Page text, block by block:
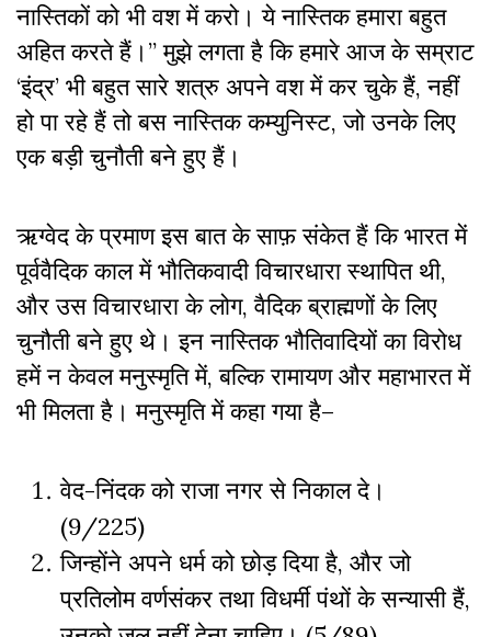
नास्तिकों को भी वश में करो। ये नास्तिक हमारा बहुत
अहित करते हैं।” मुझे लगता है कि हमारे आज के सम्राट
‘इंद्र’ भी बहुत सारे शत्रु अपने वश में कर चुके हैं, नहीं
हो पा रहे हैं तो बस नास्तिक कम्युनिस्ट, जो उनके लिए
एक बड़ी चुनौती बने हुए हैं।
ऋग्वेद के प्रमाण इस बात के साफ़ संकेत हैं कि भारत में
पूर्ववैदिक काल में भौतिकवादी विचारधारा स्थापित थी,
और उस विचारधारा के लोग, वैदिक ब्राह्मणों के लिए
चुनौती बने हुए थे। इन नास्तिक भौतिवादियों का विरोध
हमें न केवल मनुस्मृति में, बल्कि रामायण और महाभारत में
भी मिलता है। मनुस्मृति में कहा गया है–
वेद-निंदक को राजा नगर से निकाल दे।
(9/225)
जिन्होंने अपने धर्म को छोड़ दिया है, और जो
प्रतिलोम वर्णसंकर तथा विधर्मी पंथों के सन्यासी हैं,